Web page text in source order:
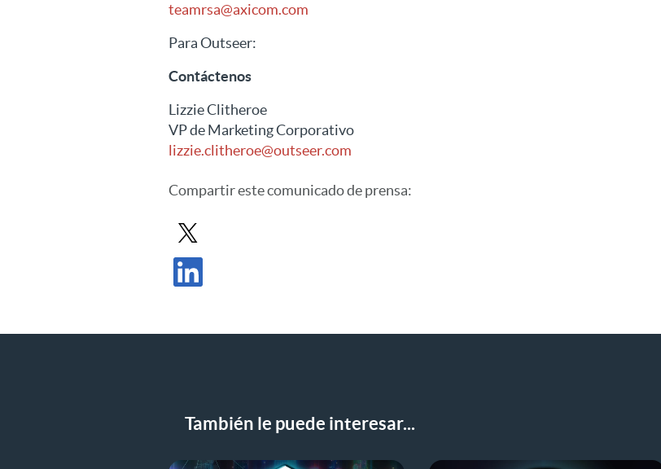
teamrsa@axicom.com
Para Outseer:
Contáctenos
Lizzie Clitheroe
VP de Marketing Corporativo
lizzie.clitheroe@outseer.com
Compartireste comunicado de prensa:
Compartir comunicado de prensa en X
También le puede interesar...